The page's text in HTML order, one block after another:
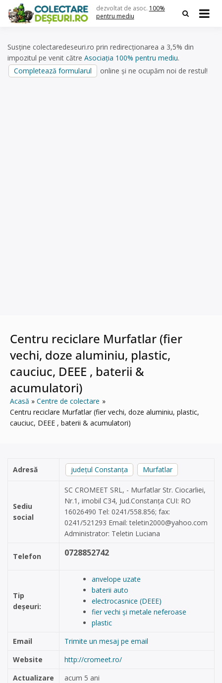
content
dezvoltat de asoc. 100%
pentru mediu
Susține colectaredeseuri.ro prin redirecționarea a 3,5% din
impozitul pe venit către Asociația 100% pentru mediu.
Completează formularul
online și ne ocupăm noi de restul!
Centru reciclare Murfatlar (fier
vechi, doze aluminiu, plastic,
cauciuc, DEEE , baterii &
acumulatori)
Acasă
Centre de colectare
Centru reciclare Murfatlar (fier vechi, doze aluminiu, plastic,
cauciuc, DEEE , baterii & acumulatori)
Adresă județul Constanța Murfatlar
Sediu
social
SC CROMEET SRL, - Murfatlar Str. Ciocarliei,
Nr.1, imobil C34, Jud.Constanța CUI: RO
16026490 Tel: 0241/558.856; fax:
0241/521293 Email:teletin2000@yahoo.com
Administrator: Teletin Luciana
Telefon 0728852742
Tip
deșeuri:
anvelope uzate
baterii auto
electrocasnice (DEEE)
fier vechi și metale neferoase
plastic
Email
Trimite un mesaj pe email
Website
http://cromeet.ro/
Actualizare
acum 5 ani